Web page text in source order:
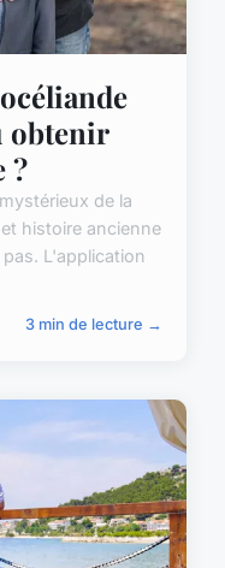
obtenir
?
de la
histoire ancienne
L'application
3 min de lecture →